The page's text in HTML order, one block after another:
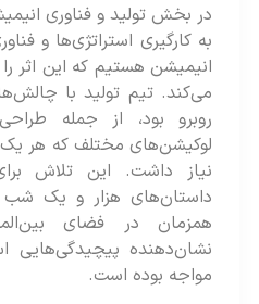
در بخش تولید و فناوری انیمیشن
به کارگیری استراتژی‌ها و
انیمیشن هستیم که این اثر را از
می‌کند. تیم تولید با چالش‌های
روبرو بود، از جمله طراحی
لوکیشن‌های مختلف که هر یک به
نیاز داشت​​. این تلاش برای
داستان‌های هزار و یک شب
همزمان در فضای بین‌المللی
نشان‌دهنده پیچیدگی‌هایی است
مواجه بوده‌ است.